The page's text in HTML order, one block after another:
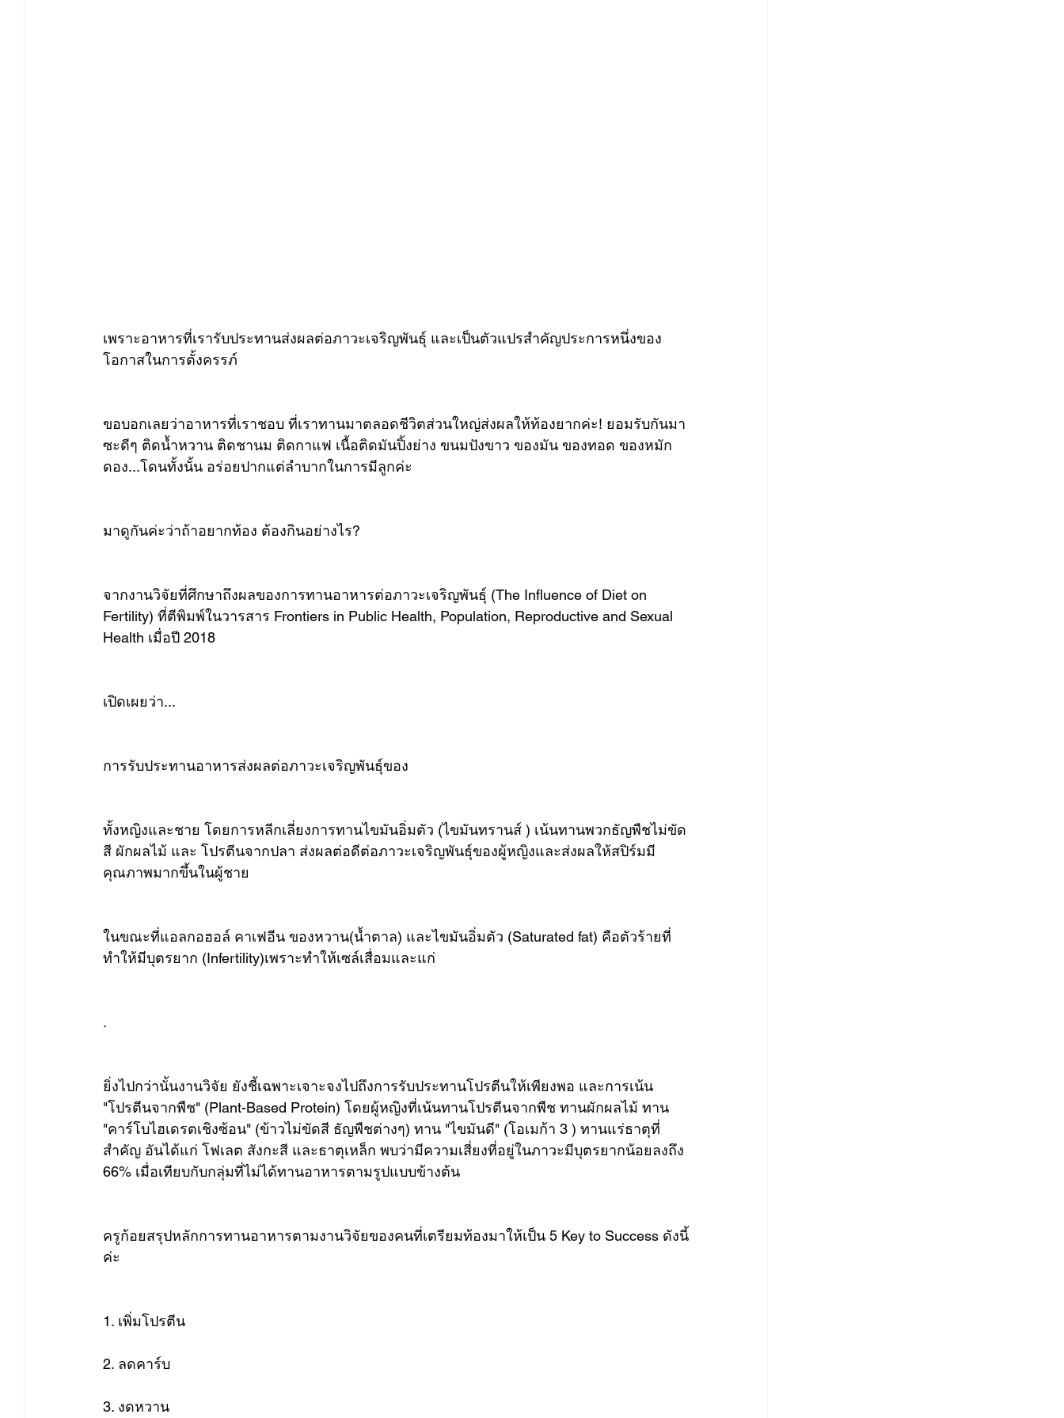
เพราะอาหารที่เรารับประทานส่งผลต่อภาวะเจริญพันธุ์ และเป็นตัวแปรสำคัญประการหนึ่งของ
โอกาสในการตั้งครรภ์
ขอบอกเลยว่าอาหารที่เราชอบ ที่เราทานมาตลอดชีวิตส่วนใหญ่ส่งผลให้ท้องยากค่ะ! ยอมรับกันมา
ซะดีๆ ติดน้ำหวาน ติดชานม ติดกาแฟ เนื้อติดมันปิ้งย่าง ขนมปังขาว ของมัน ของทอด ของหมัก
ดอง...โดนทั้งนั้น อร่อยปากแต่ลำบากในการมีลูกค่ะ
มาดูกันค่ะว่าถ้าอยากท้อง ต้องกินอย่างไร?
จากงานวิจัยที่ศึกษาถึงผลของการทานอาหารต่อภาวะเจริญพันธุ์ (The Influence of Diet on
Fertility) ที่ตีพิมพ์ในวารสาร Frontiers in Public Health, Population, Reproductive and Sexual
Health เมื่อปี 2018
เปิดเผยว่า...
การรับประทานอาหารส่งผลต่อภาวะเจริญพันธุ์ของ
ทั้งหญิงและชาย โดยการหลีกเลี่ยงการทานไขมันอิ่มตัว (ไขมันทรานส์ ) เน้นทานพวกธัญพืชไม่ขัด
สี ผักผลไม้ และ โปรตีนจากปลา ส่งผลต่อดีต่อภาวะเจริญพันธุ์ของผู้หญิงและส่งผลให้สปิร์มมี
คุณภาพมากขึ้นในผู้ชาย
ในขณะที่แอลกอฮอล์ คาเฟอีน ของหวาน(น้ำตาล) และไขมันอิ่มตัว (Saturated fat) คือตัวร้ายที่
ทำให้มีบุตรยาก (Infertility)เพราะทำให้เซล์เสื่อมและแก่
.
ยิ่งไปกว่านั้นงานวิจัย ยังชี้เฉพาะเจาะจงไปถึงการรับประทานโปรตีนให้เพียงพอ และการเน้น
"โปรตีนจากพืช" (Plant-Based Protein) โดยผู้หญิงที่เน้นทานโปรตีนจากพืช ทานผักผลไม้ ทาน
"คาร์โบไฮเดรตเชิงซ้อน" (ข้าวไม่ขัดสี ธัญพืชต่างๆ) ทาน "ไขมันดี" (โอเมก้า 3 ) ทานแร่ธาตุที่
สำคัญ อันได้แก่ โฟเลต สังกะสี และธาตุเหล็ก พบว่ามีความเสี่ยงที่อยู่ในภาวะมีบุตรยากน้อยลงถึง
66% เมื่อเทียบกับกลุ่มที่ไม่ได้ทานอาหารตามรูปแบบข้างต้น
ครูก้อยสรุปหลักการทานอาหารตามงานวิจัยของคนที่เตรียมท้องมาให้เป็น 5 Key to Success ดังนี้
ค่ะ
1. เพิ่มโปรตีน
2. ลดคาร์บ
3. งดหวาน